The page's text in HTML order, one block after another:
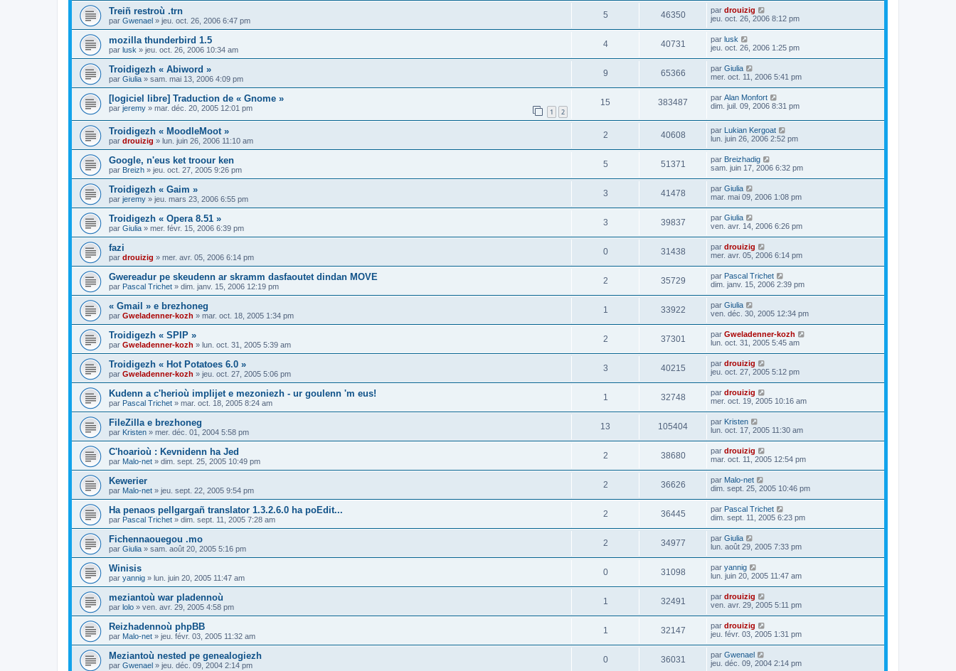
Treiñ restroù .trn
par Gwenael » jeu. oct. 26, 2006 6:47 pm
5 46350 par drouizig
jeu. oct. 26, 2006 8:12 pm
mozilla thunderbird 1.5
par lusk » jeu. oct. 26, 2006 10:34 am
4 40731 par lusk
jeu. oct. 26, 2006 1:25 pm
Troidigezh « Abiword »
par Giulia » sam. mai 13, 2006 4:09 pm
9 65366 par Giulia
mer. oct. 11, 2006 5:41 pm
[logiciel libre] Traduction de « Gnome »
par jeremy » mar. déc. 20, 2005 12:01 pm 1 2
15 383487 par Alan Monfort
dim. juil. 09, 2006 8:31 pm
Troidigezh « MoodleMoot »
par drouizig » lun. juin 26, 2006 11:10 am
2 40608 par Lukian Kergoat
lun. juin 26, 2006 2:52 pm
Google, n'eus ket troour ken
par Breizh » jeu. oct. 27, 2005 9:26 pm
5 51371 par Breizhadig
sam. juin 17, 2006 6:32 pm
Troidigezh « Gaim »
par jeremy » jeu. mars 23, 2006 6:55 pm
3 41478 par Giulia
mar. mai 09, 2006 1:08 pm
Troidigezh « Opera 8.51 »
par Giulia » mer. févr. 15, 2006 6:39 pm
3 39837 par Giulia
ven. avr. 14, 2006 6:26 pm
fazi
par drouizig » mer. avr. 05, 2006 6:14 pm
0 31438 par drouizig
mer. avr. 05, 2006 6:14 pm
Gwereadur pe skeudenn ar skramm dasfaoutet dindan MOVE
par Pascal Trichet » dim. janv. 15, 2006 12:19 pm
2 35729 par Pascal Trichet
dim. janv. 15, 2006 2:39 pm
« Gmail » e brezhoneg
par Gweladenner-kozh » mar. oct. 18, 2005 1:34 pm
1 33922 par Giulia
ven. déc. 30, 2005 12:34 pm
Troidigezh « SPIP »
par Gweladenner-kozh » lun. oct. 31, 2005 5:39 am
2 37301 par Gweladenner-kozh
lun. oct. 31, 2005 5:45 am
Troidigezh « Hot Potatoes 6.0 »
par Gweladenner-kozh » jeu. oct. 27, 2005 5:06 pm
3 40215 par drouizig
jeu. oct. 27, 2005 5:12 pm
Kudenn a c'herioù implijet e mezoniezh - ur goulenn 'm eus!
par Pascal Trichet » mar. oct. 18, 2005 8:24 am
1 32748 par drouizig
mer. oct. 19, 2005 10:16 am
FileZilla e brezhoneg
par Kristen » mer. déc. 01, 2004 5:58 pm
13 105404 par Kristen
lun. oct. 17, 2005 11:30 am
C'hoarioù : Kevnidenn ha Jed
par Malo-net » dim. sept. 25, 2005 10:49 pm
2 38680 par drouizig
mar. oct. 11, 2005 12:54 pm
Kewerier
par Malo-net » jeu. sept. 22, 2005 9:54 pm
2 36626 par Malo-net
dim. sept. 25, 2005 10:46 pm
Ha penaos pellgargañ translator 1.3.2.6.0 ha poEdit...
par Pascal Trichet » dim. sept. 11, 2005 7:28 am
2 36445 par Pascal Trichet
dim. sept. 11, 2005 6:23 pm
Fichennaouegou .mo
par Giulia » sam. août 20, 2005 5:16 pm
2 34977 par Giulia
lun. août 29, 2005 7:33 pm
Winisis
par yannig » lun. juin 20, 2005 11:47 am
0 31098 par yannig
lun. juin 20, 2005 11:47 am
meziantoù war pladennoù
par lolo » ven. avr. 29, 2005 4:58 pm
1 32491 par drouizig
ven. avr. 29, 2005 5:11 pm
Reizhadennoù phpBB
par Malo-net » jeu. févr. 03, 2005 11:32 am
1 32147 par drouizig
jeu. févr. 03, 2005 1:31 pm
Meziantoù nested pe genealogiezh
par Gwenael » jeu. déc. 09, 2004 2:14 pm
0 36031 par Gwenael
jeu. déc. 09, 2004 2:14 pm